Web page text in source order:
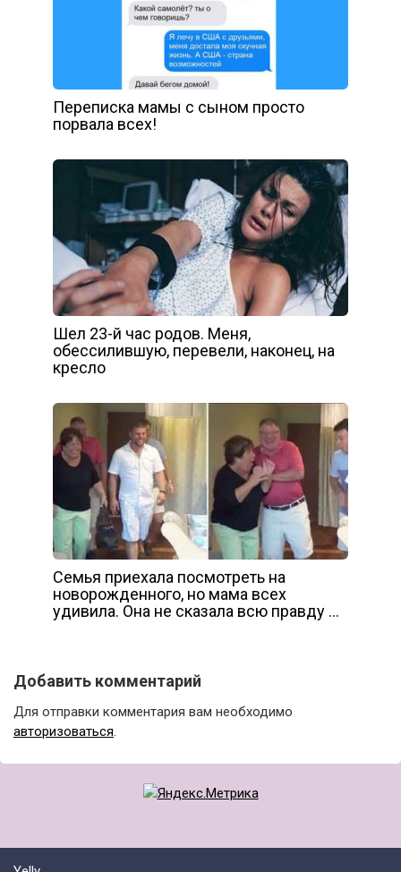
Переписка мамы с сыном просто
порвала всех!
Шел 23-й час родов. Меня,
обессилившую, перевели, наконец, на
кресло
Семья приехала посмотреть на
новорожденного, но мама всех
удивила. Она не сказала всю правду …
Добавить комментарий
Для отправки комментария вам необходимо
авторизоваться.